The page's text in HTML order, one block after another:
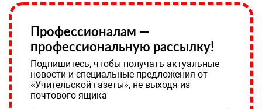
Профессионалам —
профессиональную рассылку!
Подпишитесь, чтобы получать актуальные
новости и специальные предложения от
«Учительской газеты», не выходя из
почтового ящика